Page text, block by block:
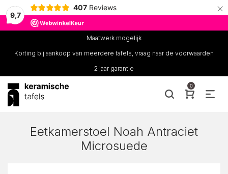
9,7
407 Reviews ×
Maatwerk mogelijk
Korting bij aankoop van meerdere tafels, vraag naar de voorwaarden
2 jaar garantie
0
Eetkamerstoel Noah Antraciet
Microsuede